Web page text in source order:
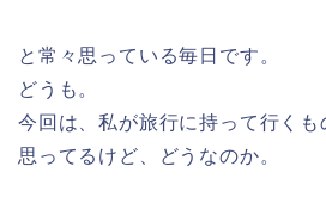
と常々思っている毎日です。
どうも。
今回は、私が旅行に持って行くも
思ってるけど、どうなのか。